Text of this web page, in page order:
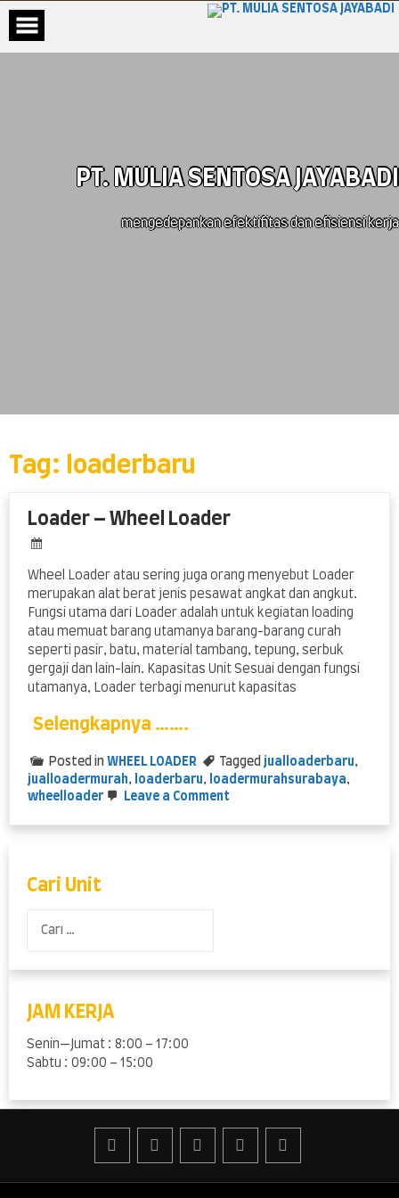
PT. MULIA SENTOSA JAYABADI
mengedepankan efektifitas dan efisiensi kerja
content
Tag: loaderbaru
Loader – Wheel Loader
Wheel Loader atau sering juga orang menyebut Loader
merupakan alat berat jenis pesawat angkat dan angkut.
Fungsi utama dari Loader adalah untuk kegiatan loading
atau memuat barang utamanya barang-barang curah
seperti pasir, batu, material tambang, tepung, serbuk
gergaji dan lain-lain. Kapasitas Unit Sesuai dengan fungsi
utamanya, Loader terbagi menurut kapasitas
Selengkapnya …….
Posted in WHEEL LOADER Tagged jualloaderbaru,
jualloadermurah, loaderbaru, loadermurahsurabaya,
wheelloader
Leave a Commenton
Cari Unit
untuk:
JAM KERJA
Senin—Jumat : 8:00 – 17:00
Sabtu : 09:00 – 15:00